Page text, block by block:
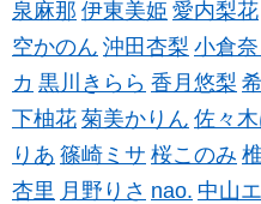
泉麻那 伊東美姫 愛内梨花
空かのん 沖田杏梨 小倉奈
カ 黒川きらら 香月悠梨
下柚花 菊美かりん 佐々
りあ 篠崎ミサ 桜このみ
杏里 月野りさ nao. 中山